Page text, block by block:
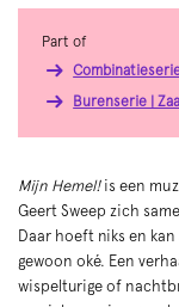
Mijn Hemel!is een
Geert Sweep zich
Daar hoeft niks en
gewoon oké. Een
wispelturige of
Part of
Burenserie |